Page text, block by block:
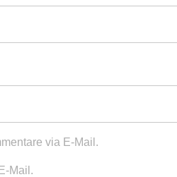
via E-Mail.
Mail.